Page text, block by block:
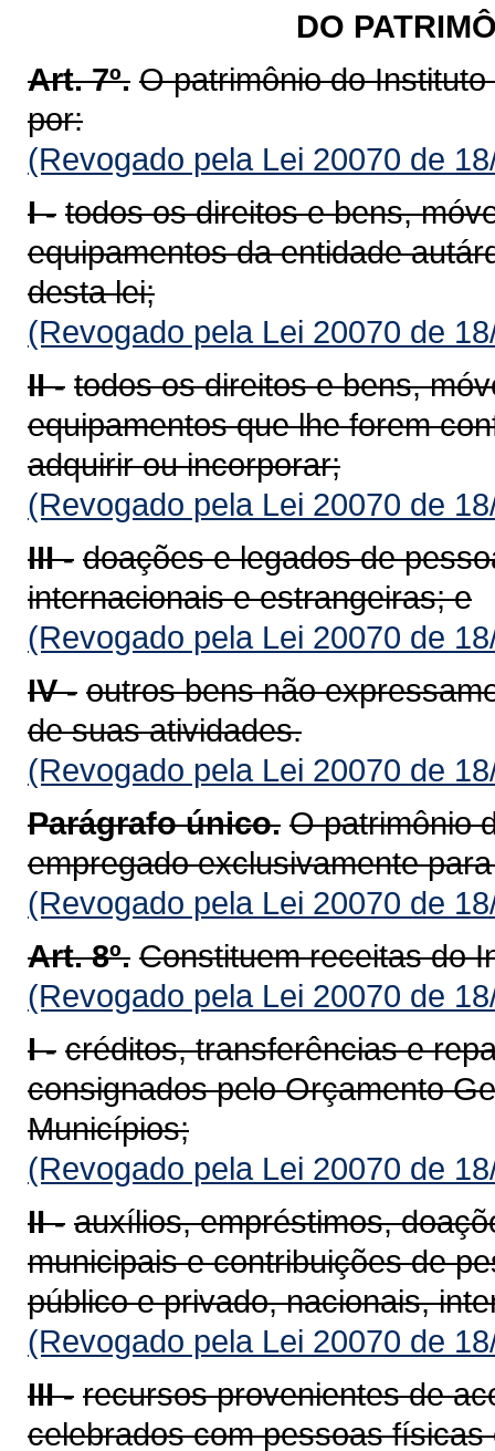
DO
Art. 7º. O patrimônio do
por:
(Revogado pela Lei 20070 de
I - todos os direitos e bens,
equipamentos da entidade
desta lei;
(Revogado pela Lei 20070 de
II - todos os direitos e bens,
equipamentos que lhe forem
adquirir ou incorporar;
(Revogado pela Lei 20070 de
III - doações e legados de
internacionais e estrangeiras; e
(Revogado pela Lei 20070 de
IV - outros bens não
de suas atividades.
(Revogado pela Lei 20070 de
Parágrafo único. O patrimônio
empregado exclusivamente
(Revogado pela Lei 20070 de
Art. 8º. Constituem receitas do
(Revogado pela Lei 20070 de
I - créditos, transferências e
consignados pelo Orçamento
Municípios;
(Revogado pela Lei 20070 de
II - auxílios, empréstimos,
municipais e contribuições de
público e privado, nacionais,
(Revogado pela Lei 20070 de
III - recursos provenientes de
celebrados com pessoas